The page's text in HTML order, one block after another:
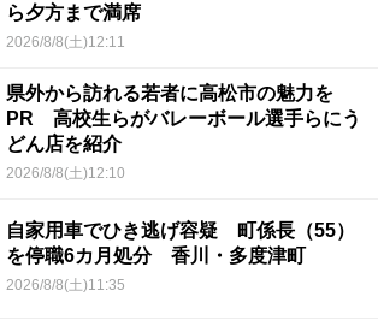
ら夕方まで満席
2026/8/8(土)12:11
県外から訪れる若者に高松市の魅力を
PR 高校生らがバレーボール選手らにう
どん店を紹介
2026/8/8(土)12:10
自家用車でひき逃げ容疑 町係長（55）
を停職6カ月処分 香川・多度津町
2026/8/8(土)11:35